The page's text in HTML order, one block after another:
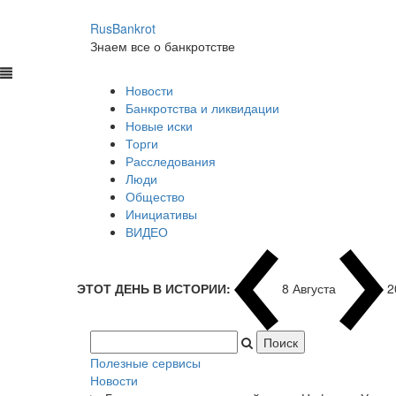
RusBankrot
Знаем все о банкротстве
Новости
Банкротства и ликвидации
Новые иски
Торги
Расследования
Люди
Общество
Инициативы
ВИДЕО
ЭТОТ ДЕНЬ В ИСТОРИИ: 8 Августа 1
Полезные сервисы
Новости